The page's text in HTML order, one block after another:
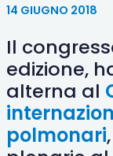
14 GIUGNO 2018
Il
edizione,
alterna al
polmonari